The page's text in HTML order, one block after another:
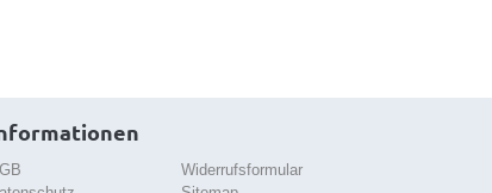
Widerrufsformular